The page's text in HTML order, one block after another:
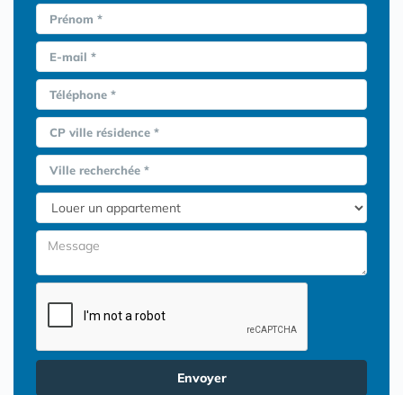
Prénom *
E-mail *
Téléphone *
CP ville résidence *
Ville recherchée *
Envoyer